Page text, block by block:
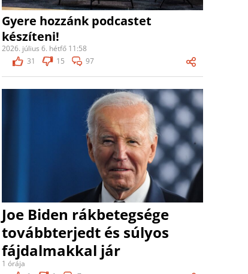
Gyere hozzánk podcastet
készíteni!
2026. július 6. hétfő 11:58
31
15 97
Joe Biden rákbetegsége
továbbterjedt és súlyos
fájdalmakkal jár
1 órája